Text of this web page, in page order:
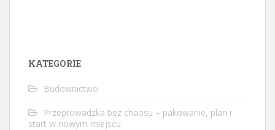
KATEGORIE
Budownictwo
Przeprowadzka bez chaosu – pakowanie, plan i
start w nowym miejscu